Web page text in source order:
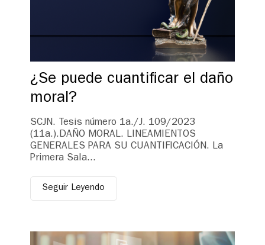
¿Se puede cuantificar el daño
moral?
SCJN. Tesis número 1a./J. 109/2023
(11a.).DAÑO MORAL. LINEAMIENTOS
GENERALES PARA SU CUANTIFICACIÓN. La
Primera Sala...
Seguir Leyendo